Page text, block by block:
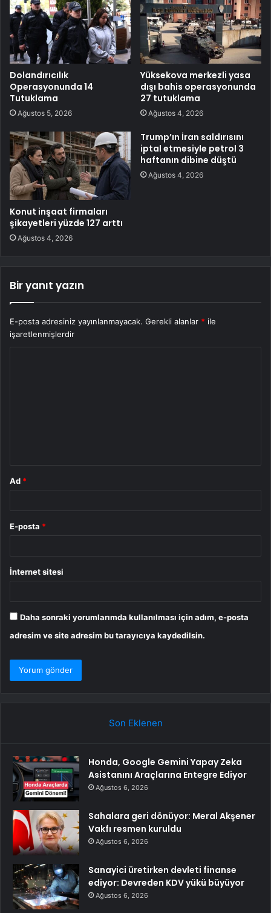
Dolandırıcılık
Operasyonunda 14
Tutuklama
Ağustos 5, 2026
Yüksekova merkezli yasa
dışı bahis operasyonunda
27 tutuklama
Ağustos 4, 2026
Konut inşaat firmaları
şikayetleri yüzde 127 arttı
Ağustos 4, 2026
Trump’ın İran saldırısını
iptal etmesiyle petrol 3
haftanın dibine düştü
Ağustos 4, 2026
Bir yanıt yazın
E-posta adresiniz yayınlanmayacak. Gerekli alanlar * ile
işaretlenmişlerdir
Ad *
E-posta *
İnternet sitesi
Daha sonraki yorumlarımda kullanılması için adım, e-posta
adresim ve site adresim bu tarayıcıya kaydedilsin.
Son Eklenen
Honda, Google Gemini Yapay Zeka
Asistanını Araçlarına Entegre Ediyor
Ağustos 6, 2026
Sahalara geri dönüyor: Meral Akşener
Vakfı resmen kuruldu
Ağustos 6, 2026
Sanayici üretirken devleti finanse
ediyor: Devreden KDV yükü büyüyor
Ağustos 6, 2026